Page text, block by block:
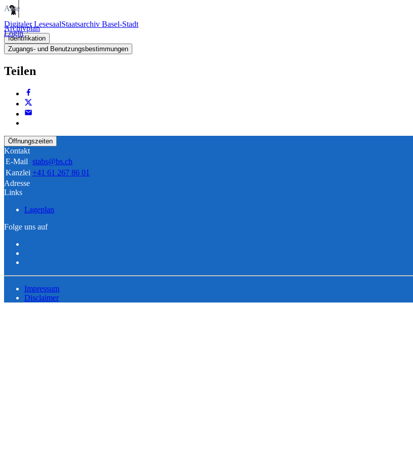
Digitaler LesesaalStaatsarchiv Basel-Stadt
Login
Akte
Archivplan
Identifikation
Zugangs- und Benutzungsbestimmungen
Teilen
Öffnungszeiten
Kontakt
E-Mail stabs@bs.ch
Kanzlei +41 61 267 86 01
Adresse
Links
Lageplan
Folge uns auf
Impressum
Disclaimer